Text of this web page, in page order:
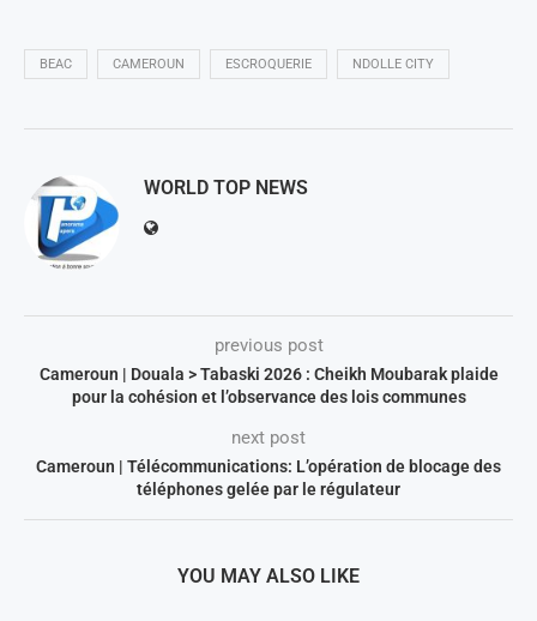
BEAC CAMEROUN ESCROQUERIE NDOLLE CITY
WORLD TOP NEWS
previous post
Cameroun | Douala > Tabaski 2026 : Cheikh Moubarak plaide
pour la cohésion et l’observance des lois communes
next post
Cameroun | Télécommunications: L’opération de blocage des
téléphones gelée par le régulateur
YOU MAY ALSO LIKE